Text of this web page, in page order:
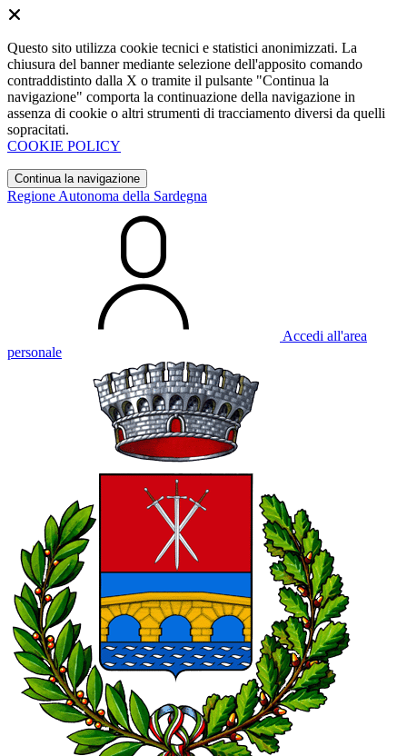
Questo sito utilizza cookie tecnici e statistici anonimizzati. La
chiusura del banner mediante selezione dell'apposito comando
contraddistinto dalla X o tramite il pulsante "Continua la
navigazione" comporta la continuazione della navigazione in
assenza di cookie o altri strumenti di tracciamento diversi da quelli
sopracitati.
COOKIE POLICY
Continua la navigazione
Regione Autonoma della Sardegna
Accedi all'area
personale